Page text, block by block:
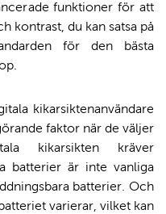
funktioner för att
kontrast, du kan satsa på
för den bästa
kikarsiktenanvändare
faktor när de väljer
kikarsikten kräver
batterier är inte vanliga
batterier. Och
varierar, vilket kan